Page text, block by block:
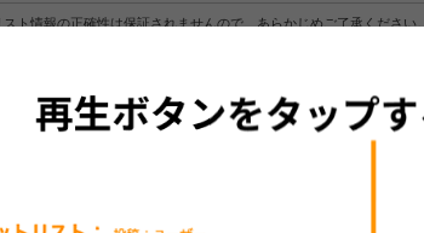
ト情報の正確性は保証されませんので、あらかじめご了承ください。
ジワンが運営する歌詞サイト「